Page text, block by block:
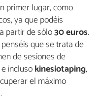
primer lugar, como
ya que podéis
partir de sólo30 euros.
que se trata de
de sesiones de
inclusokinesiotaping,
el máximo